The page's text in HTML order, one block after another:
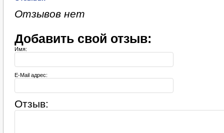
Отзывов нет
Добавить свой отзыв:
Имя:
E-Mail адрес:
Отзыв: